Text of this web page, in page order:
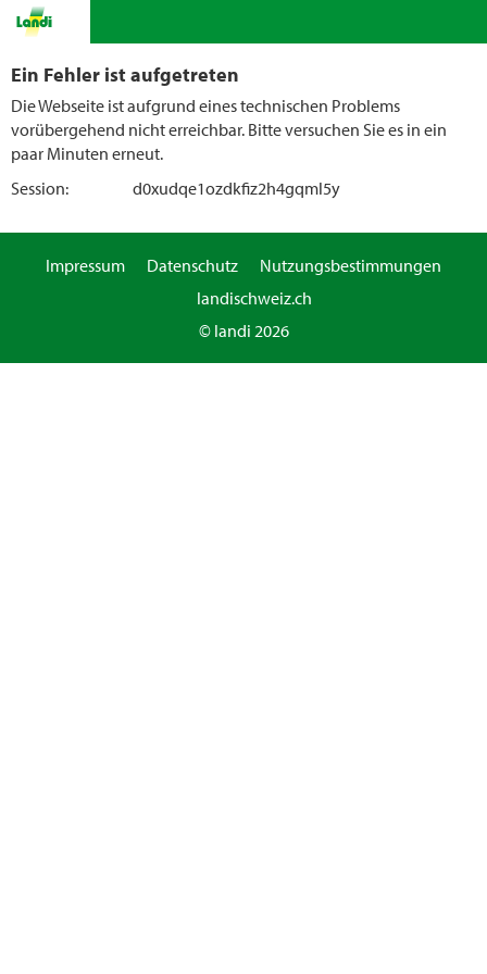
Ein Fehler ist aufgetreten
Die Webseite ist aufgrund eines technischen Problems
vorübergehend nicht erreichbar. Bitte versuchen Sie es in ein
paar Minuten erneut.
Session:
d0xudqe1ozdkfiz2h4gqml5y
Impressum Datenschutz
Nutzungsbestimmungen
landischweiz.ch
© landi 2026